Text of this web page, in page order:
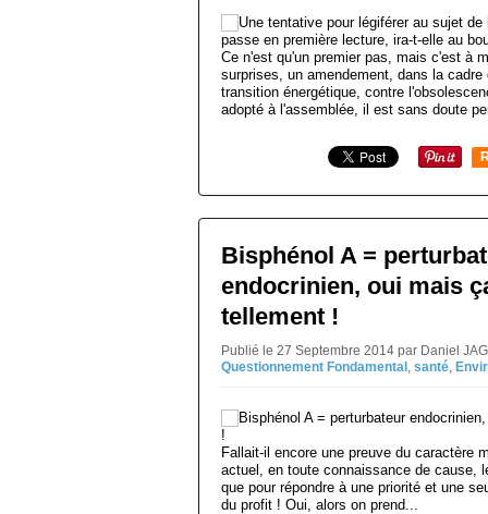
Ce n'est qu'un premier pas, mais c'est à
surprises, un amendement, dans la
transition énergétique, contre
adopté à l'assemblée, il est sans doute
Bisphénol A =
endocrinien, oui mais
tellement !
Publié le 27 Septembre 2014 par Daniel
Questionnement Fondamental , santé,
Fallait-il encore une preuve du caractère
actuel, en toute connaissance de cause,
que pour répondre à une priorité et une
du profit ! Oui, alors on prend...